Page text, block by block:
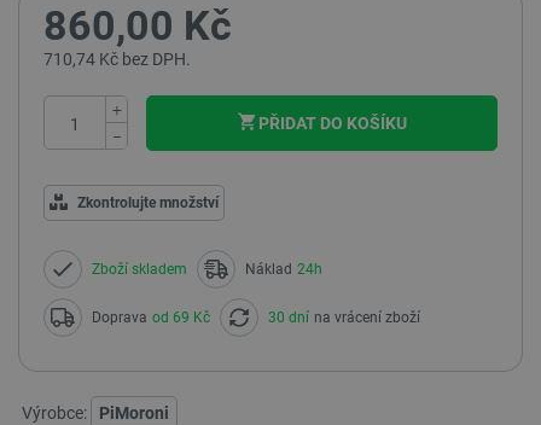
860,00 Kč
710,74 Kč bez DPH.
+
−
PŘIDAT DO KOŠÍKU
Zkontrolujte množství
Zboží skladem Náklad 24h
Doprava od 69 Kč 30 dní na vrácení zboží
Výrobce: PiMoroni